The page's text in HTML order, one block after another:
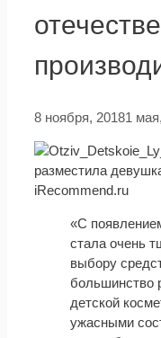
8 ноября, 20181
разместила
iRecommend.ru
«С
стала очень
выбору
большинство
детской
ужасными